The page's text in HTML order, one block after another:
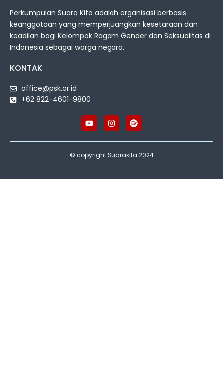
Perkumpulan Suara Kita adalah organisasi berbasis
keanggotaan yang memperjuangkan kesetaraan dan
keadilan bagi Kelompok Ragam Gender dan Seksualitas di
Indonesia sebagai warga negara.
KONTAK
office@psk.or.id
+62 822-4601-9800
© copyright Suarakita 2024